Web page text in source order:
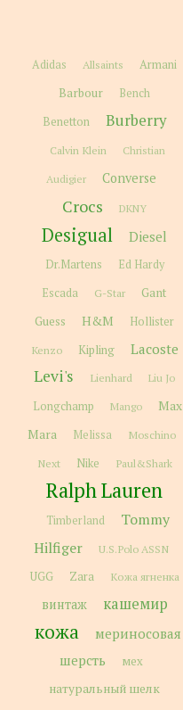
Adidas Allsaints Armani
Barbour
Bench
Benetton
Burberry
Calvin Klein Christian
Audigier Converse
Crocs DKNY
Desigual Diesel
Dr.Martens
Ed Hardy
Escada
G-Star
Gant
Guess
H&M Hollister
Kenzo Kipling Lacoste
Levi's Lienhard Liu Jo
Longchamp Mango
Max
Mara
Melissa Moschino
Next Nike Paul&Shark
Ralph Lauren
Timberland
Tommy
Hilfiger
U.S.Polo ASSN
UGG Zara Кожа ягненка
винтаж кашемир
кожа
мериносовая
шерсть
мех
натуральный шелк